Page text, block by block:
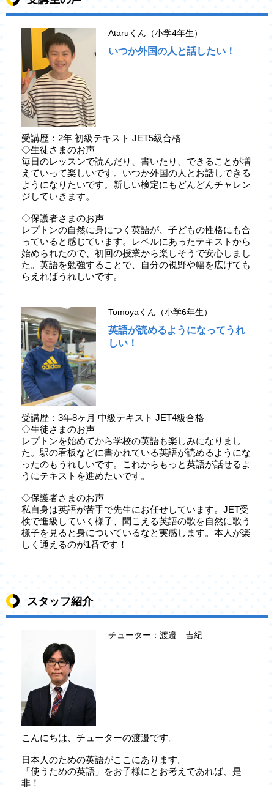
Ataruくん（小学4年生）
いつか外国の人と話したい！
受講歴：2年 初級テキスト JET5級合格
◇生徒さまのお声
毎日のレッスンで読んだり、書いたり、できることが増
えていって楽しいです。いつか外国の人とお話しできる
ようになりたいです。新しい検定にもどんどんチャレン
ジしていきます。
◇保護者さまのお声
レプトンの自然に身につく英語が、子どもの性格にも合
っていると感じています。レベルにあったテキストから
始められたので、初回の授業から楽しそうで安心しまし
た。英語を勉強することで、自分の視野や幅を広げても
らえればうれしいです。
Tomoyaくん（小学6年生）
英語が読めるようになってうれ
しい！
受講歴：3年8ヶ月 中級テキスト JET4級合格
◇生徒さまのお声
レプトンを始めてから学校の英語も楽しみになりまし
た。駅の看板などに書かれている英語が読めるようにな
ったのもうれしいです。これからもっと英語が話せるよ
うにテキストを進めたいです。
◇保護者さまのお声
私自身は英語が苦手で先生にお任せしています。JET受
検で進級していく様子、聞こえる英語の歌を自然に歌う
様子を見ると身についているなと実感します。本人が楽
しく通えるのが1番です！
スタッフ紹介
チューター：渡邉 吉紀
こんにちは、チューターの渡邉です。
日本人のための英語がここにあります。
「使うための英語」をお子様にとお考えであれば、是
非！